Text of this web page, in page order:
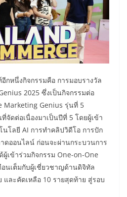
กหนึ่งกิจกรรมคือ การมอบรางวัล
2025 ซึ่งเป็นกิจกรรมต่อ
Marketing Genius รุ่นที่ 5
จัดต่อเนื่องมาเป็นปีที่ 5 โดยผู้เข้า
นโลยี AI การทำคลิปวิดีโอ การปัก
ดออนไลน์ ก่อนจะผ่านกระบวนการ
เข้าร่วมกิจกรรม One-on-One
อนเต็มกับผู้เชี่ยวชาญด้านดิจิทัล
และคัดเหลือ 10 รายสุดท้าย สู่รอบ